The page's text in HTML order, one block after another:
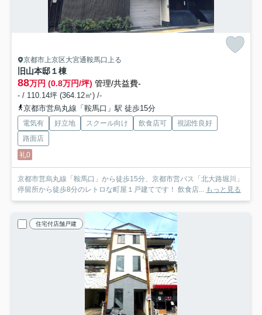
京都市上京区大宮通鞍馬口上る
旧山本邸１棟
88万円 (0.8万円/坪) 管理/共益費-
- / 110.14坪 (364.12㎡) /-
京都市営烏丸線「鞍馬口」駅 徒歩15分
電気有 好立地 スクール向け 飲食店可
視認性良好
路面店
礼0
京都市営烏丸線「鞍馬口」から徒歩15分、京都市営バス「北大路堀川」
停留所から徒歩8分のレトロな町屋１戸建てです！ 飲食店... もっと見る
住宅付店舗戸建